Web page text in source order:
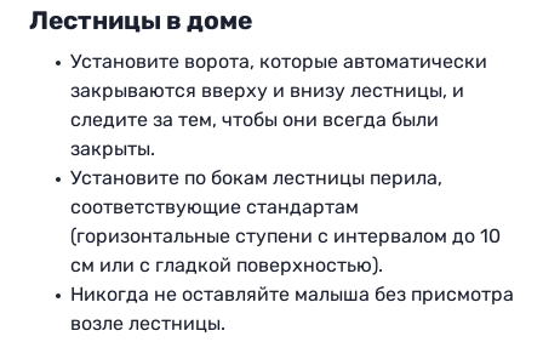
Лестницы в доме
Установите ворота, которые автоматически
закрываются вверху и внизу лестницы, и
следите за тем, чтобы они всегда были
закрыты.
Установите по бокам лестницы перила,
соответствующие стандартам
(горизонтальные ступени с интервалом до 10
см или с гладкой поверхностью).
Никогда не оставляйте малыша без присмотра
возле лестницы.